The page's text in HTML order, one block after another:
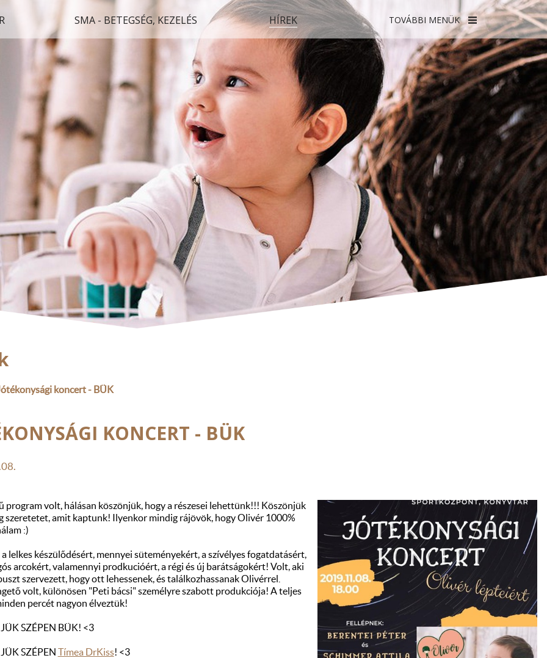
SMA - BETEGSÉG, KEZELÉS HÍREK TOVÁBBI MENÜK
koncert - BÜK
KONCERT - BÜK
program volt, hálásan köszönjük, hogy a részesei lehettünk!!! Köszönjük
szeretetet, amit kaptunk! Ilyenkor mindig rájövök, hogy Olivér 1000%
:)
lelkes készülődésért, mennyei süteményekért, a szívélyes fogatdatásért,
arcokért, valamennyi prodkucióért, a régi és új barátságokért! Volt, aki
szervezett, hogy ott lehessenek, és találkozhassanak Olivérrel.
volt, különösen "Peti bácsi" személyre szabott produkciója! A teljes
percét nagyon élveztük!
SZÉPEN BÜK! <3
SZÉPEN Tímea DrKiss! <3